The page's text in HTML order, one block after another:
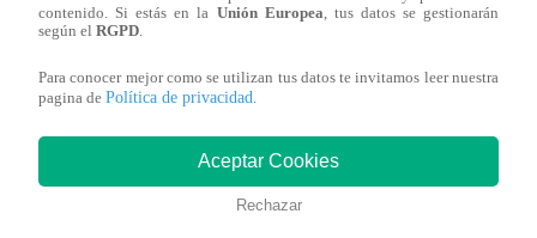
eres tú”: una historia de cartas y amor que
También te puede
contenido. Si estás en la Unión Europea, tus datos se gestionarán
según el RGPD.
Para conocer mejor como se utilizan tus datos te invitamos leer nuestra
pagina de Política de privacidad.
Aceptar Cookies
Rechazar